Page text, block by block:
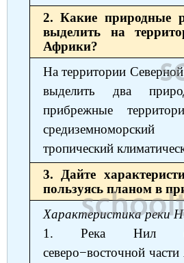
2. Какие природные
выделить на
Африки?
На территории
выделить два
прибрежные
тропический
3. Дайте
пользуясь планом в
Характеристика реки
1. Река Нил
северо−восточной